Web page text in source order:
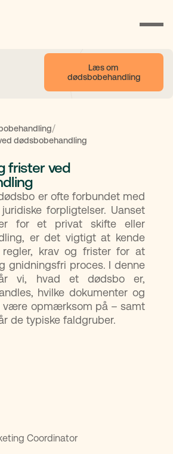
Læs om
dødsbobehandling
/
dødsbobehandling
frister ved
er ofte forbundet med
forpligtelser. Uanset
for et privat skifte eller
er det vigtigt at kende
krav og frister for at
gnidningsfri proces. I denne
vi, hvad et dødsbo er,
hvilke dokumenter og
være opmærksom på – samt
de typiske faldgruber.
Coordinator